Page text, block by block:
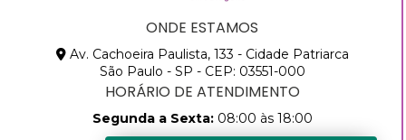
ONDE ESTAMOS
Av. Cachoeira Paulista, 133 - Cidade Patriarca
São Paulo - SP - CEP: 03551-000
HORÁRIO DE ATENDIMENTO
Segunda a Sexta:08:00 às 18:00